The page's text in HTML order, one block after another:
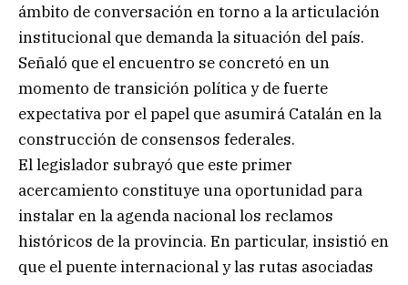
ámbito de conversación en torno a la articulación
institucional que demanda la situación del país.
Señaló que el encuentro se concretó en un
momento de transición política y de fuerte
expectativa por el papel que asumirá Catalán en la
construcción de consensos federales.
El legislador subrayó que este primer
acercamiento constituye una oportunidad para
instalar en la agenda nacional los reclamos
históricos de la provincia. En particular, insistió en
que el puente internacional y las rutas asociadas